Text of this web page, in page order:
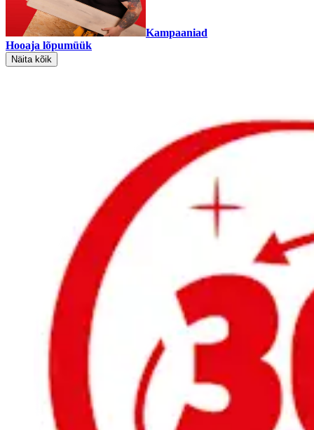
Kampaaniad
Hooaja lõpumüük
Näita kõik